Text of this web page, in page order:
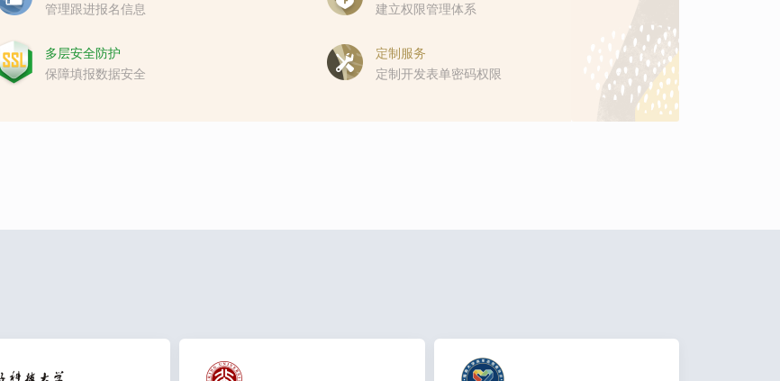
管理跟进报名信息
建立权限管理体系
多层安全防护
保障填报数据安全
定制服务
定制开发表单密码权限